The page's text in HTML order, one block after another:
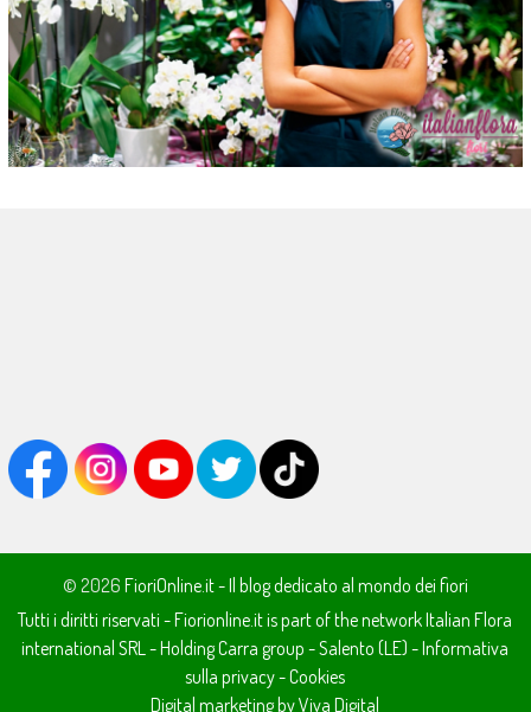
© 2026 FioriOnline.it - Il blog dedicato al mondo dei fiori
Tutti i diritti riservati - Fiorionline.it is part of the networkItalian Flora
international SRL - HoldingCarra group -Salento (LE) -Informativa
sulla privacy-Cookies
Digital marketing by Viva Digital